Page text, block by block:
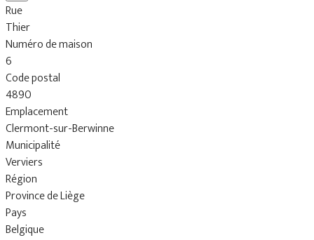
Rue
Thier
Numéro de maison
6
Code postal
4890
Emplacement
Clermont-sur-Berwinne
Municipalité
Verviers
Région
Province de Liège
Pays
Belgique